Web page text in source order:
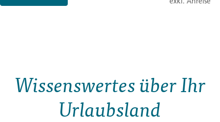
Wissenswertes über Ihr
Urlaubsland